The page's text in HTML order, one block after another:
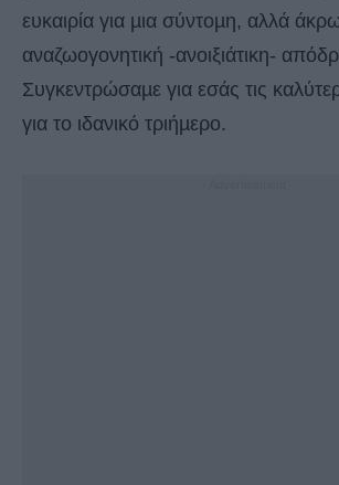
ευκαιρία για µια σύντοµη, αλλά
αναζωογονητική -ανοιξιάτικη-
Συγκεντρώσαµε για εσάς τις
για το ιδανικό τριήµερο.